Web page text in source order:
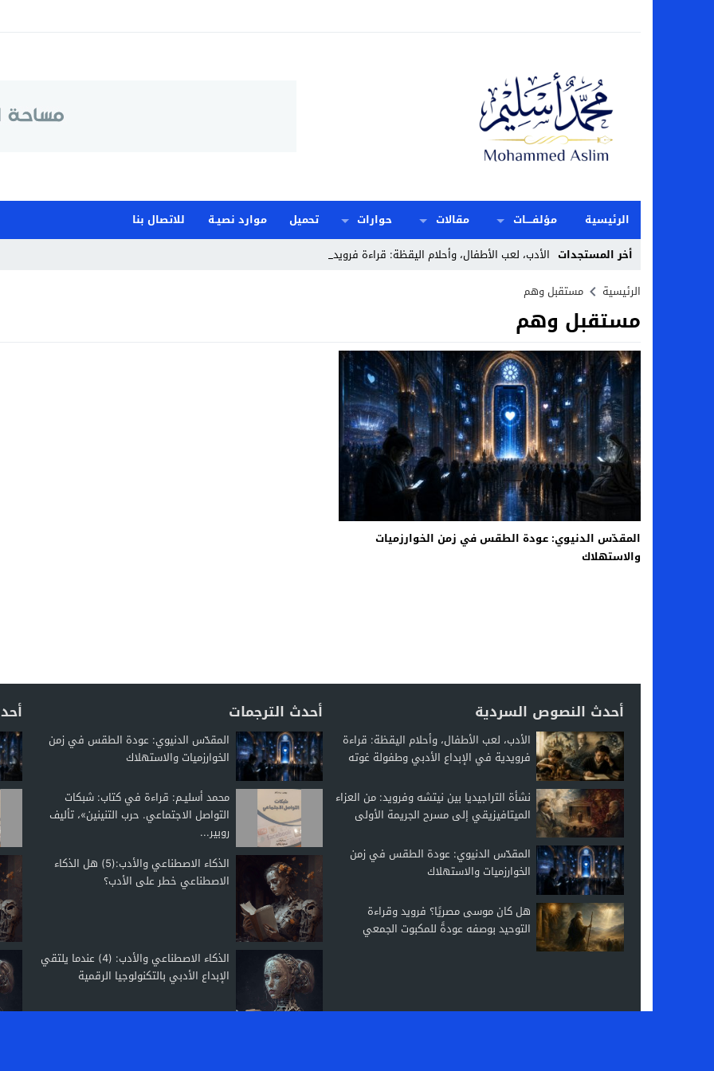
الرئيسية مؤلفــــات مقالات حوارات تحميل موارد نصيـة
للاتصال بنا
أخر المستجدات الأدب، لعب الأطفال، وأحلام اليقظة: قراءة فرويدية ف_
Stop
Previous
Next
الرئيسية مستقبل وهم
مستقبل وهم
المقدّس الدنيوي: عودة الطقس في زمن الخوارزميات
والاستهلاك
أحدث النصوص السردية
الأدب، لعب الأطفال، وأحلام اليقظة: قراءة
فرويدية في الإبداع الأدبي وطفولة غوته
نشأة التراجيديا بين نيتشه وفرويد: من العزاء
الميتافيزيقي إلى مسرح الجريمة الأولى
المقدّس الدنيوي: عودة الطقس في زمن
الخوارزميات والاستهلاك
هل كان موسى مصريًا؟ فرويد وقراءة
التوحيد بوصفه عودةً للمكبوت الجمعي
أحدث الترجمات
المقدّس الدنيوي: عودة الطقس في زمن
الخوارزميات والاستهلاك
محمد أسليـم: قراءة في كتاب: شبكات
التواصل الاجتماعي. حرب التنينين»، تأليف
روبير...
الذكاء الاصطناعي والأدب:(5) هل الذكاء
الاصطناعي خطر على الأدب؟
الذكاء الاصطناعي والأدب: (4) عندما يلتقي
الإبداع الأدبي بالتكنولوجيا الرقمية